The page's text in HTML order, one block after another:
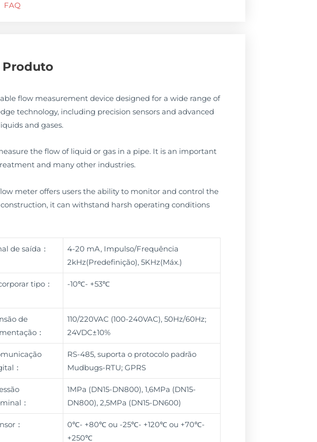
FAQ
Produto
flow measurement device designed for a wide range of
technology, including precision sensors and advanced
and gases.
the flow of liquid or gas in a pipe. It is an important
and many other industries.
meter offers users the ability to monitor and control the
it can withstand harsh operating conditions
de saída：
4-20 mA, Impulso/Frequência
2kHz(Predefinição), 5KHz(Máx.)
tipo： -10℃- +53℃
de
：
110/220VAC (100-240VAC), 50Hz/60Hz;
24VDC±10%
：
RS-485, suporta o protocolo padrão
Mudbugs-RTU; GPRS
：
1MPa (DN15-DN800), 1,6MPa (DN15-
DN800), 2,5MPa (DN15-DN600)
：
0℃- +80℃ ou -25℃- +120℃ ou +70℃-
+250℃